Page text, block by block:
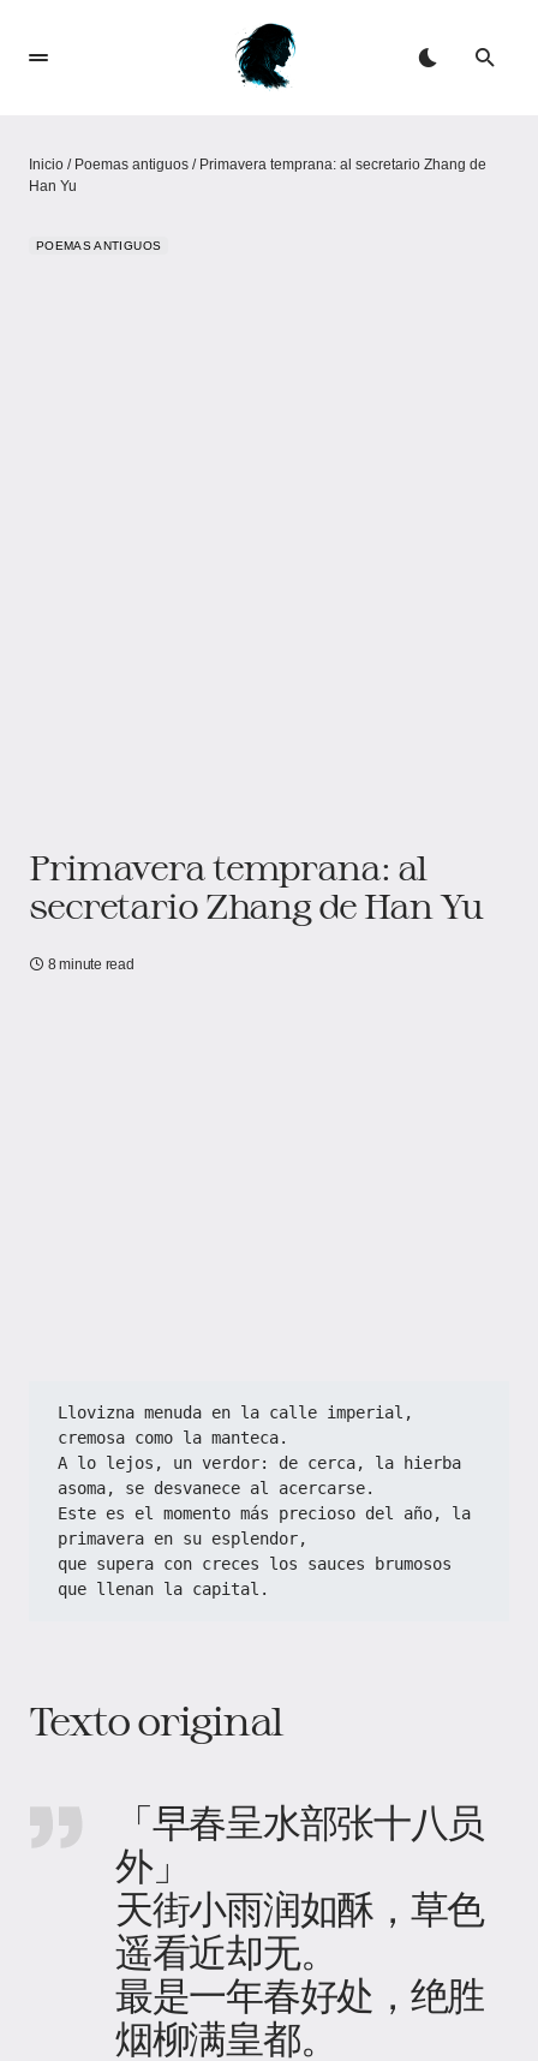
Inicio / Poemas antiguos / Primavera temprana: al secretario Zhang de
Han Yu
POEMAS ANTIGUOS
Primavera temprana: al
secretario Zhang de Han Yu
8 minute read
Llovizna menuda en la calle imperial,
cremosa como la manteca.
A lo lejos, un verdor: de cerca, la hierba
asoma, se desvanece al acercarse.
Este es el momento más precioso del año, la
primavera en su esplendor,
que supera con creces los sauces brumosos
que llenan la capital.
Texto original
「早春呈水部张十八员
外」
天街小雨润如酥，草色
遥看近却无。
最是一年春好处，绝胜
烟柳满皇都。